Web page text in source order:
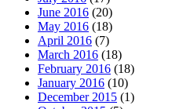
June 2016 (20)
May 2016 (18)
April 2016 (7)
March 2016 (18)
February 2016 (18)
January 2016 (10)
December 2015 (1)